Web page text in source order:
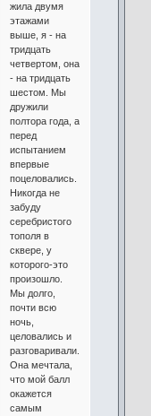
жила двумя
этажами
выше, я - на
тридцать
четвертом, она
- на тридцать
шестом. Мы
дружили
полтора года, а
перед
испытанием
впервые
поцеловались.
Никогда не
забуду
серебристого
тополя в
сквере, у
которого-это
произошло.
Мы долго,
почти всю
ночь,
целовались и
разговаривали.
Она мечтала,
что мой балл
окажется
самым